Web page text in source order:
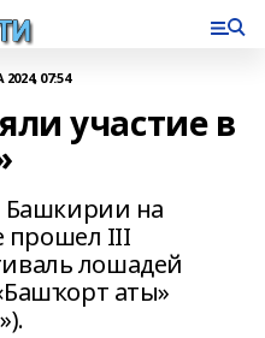
07:54
участие в
Башкирии на
прошел III
лошадей
аты»